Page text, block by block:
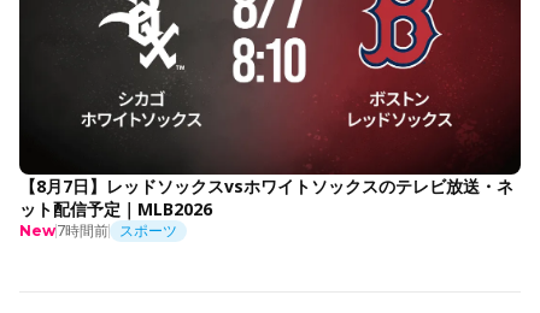
【8月7日】レッドソックスvsホワイトソックスのテレビ放送・ネ
ット配信予定｜MLB2026
New7時間前 スポーツ